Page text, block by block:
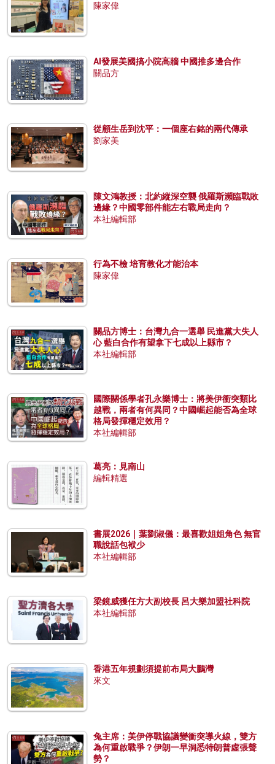
陳家偉
AI發展美國搞小院高牆 中國推多邊合作
關品方
從顧生岳到沈平：一個座右銘的兩代傳承
劉家美
陳文鴻教授：北約縱深空襲 俄羅斯瀕臨戰敗
邊緣？中國零部件能左右戰局走向？
本社編輯部
行為不檢 培育教化才能治本
陳家偉
關品方博士：台灣九合一選舉 民進黨大失人
心 藍白合作有望拿下七成以上縣市？
本社編輯部
國際關係學者孔永樂博士：將美伊衝突類比
越戰，兩者有何異同？中國崛起能否為全球
格局發揮穩定效用？
本社編輯部
葛亮：見南山
編輯精選
書展2026｜葉劉淑儀：最喜歡姐姐角色 無官
職說話包袱少
本社編輯部
梁鏡威獲任方大副校長 呂大樂加盟社科院
本社編輯部
香港五年規劃須提前布局大鵬灣
來文
兔主席：美伊停戰協議變衝突導火線，雙方
為何重啟戰爭？伊朗一早洞悉特朗普虛張聲
勢？